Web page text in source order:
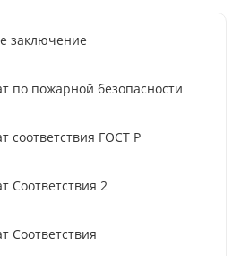
заключение
по пожарной безопасности
соответствия ГОСТ Р
Соответствия 2
Соответствия